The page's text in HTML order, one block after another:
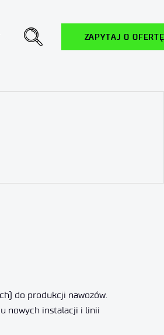
Dropdown ZAPYTAJ O
do produkcji nawozów.
nowych instalacji i linii